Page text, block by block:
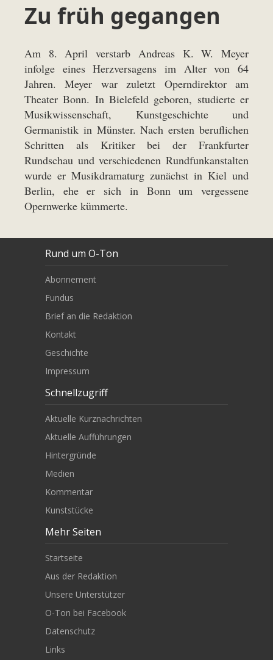
Zu früh gegangen
Am 8. April verstarb Andreas K. W. Meyer
infolge eines Herzversagens im Alter von 64
Jahren. Meyer war zuletzt Operndirektor am
Theater Bonn. In Bielefeld geboren, studierte er
Musikwissenschaft, Kunstgeschichte und
Germanistik in Münster. Nach ersten beruflichen
Schritten als Kritiker bei der Frankfurter
Rundschau und verschiedenen Rundfunkanstalten
wurde er Musikdramaturg zunächst in Kiel und
Berlin, ehe er sich in Bonn um vergessene
Opernwerke kümmerte.
Rund um O-Ton
Abonnement
Fundus
Brief an die Redaktion
Kontakt
Geschichte
Impressum
Schnellzugriff
Aktuelle Kurznachrichten
Aktuelle Aufführungen
Hintergründe
Medien
Kommentar
Kunststücke
Mehr Seiten
Startseite
Aus der Redaktion
Unsere Unterstützer
O-Ton bei Facebook
Datenschutz
Links